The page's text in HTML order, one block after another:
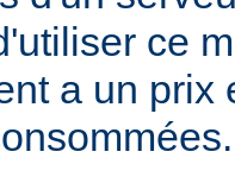
ce
a un prix